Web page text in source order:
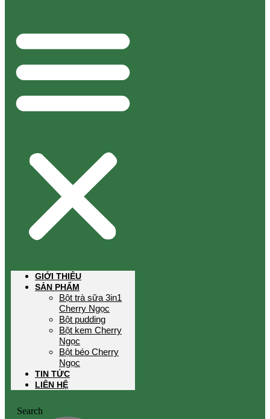
GIỚI THIỆU
SẢN PHẨM
Bột trà sữa 3in1
Cherry Ngọc
Bột pudding
Bột kem Cherry
Ngọc
Bột béo Cherry
Ngọc
TIN TỨC
LIÊN HỆ
Search